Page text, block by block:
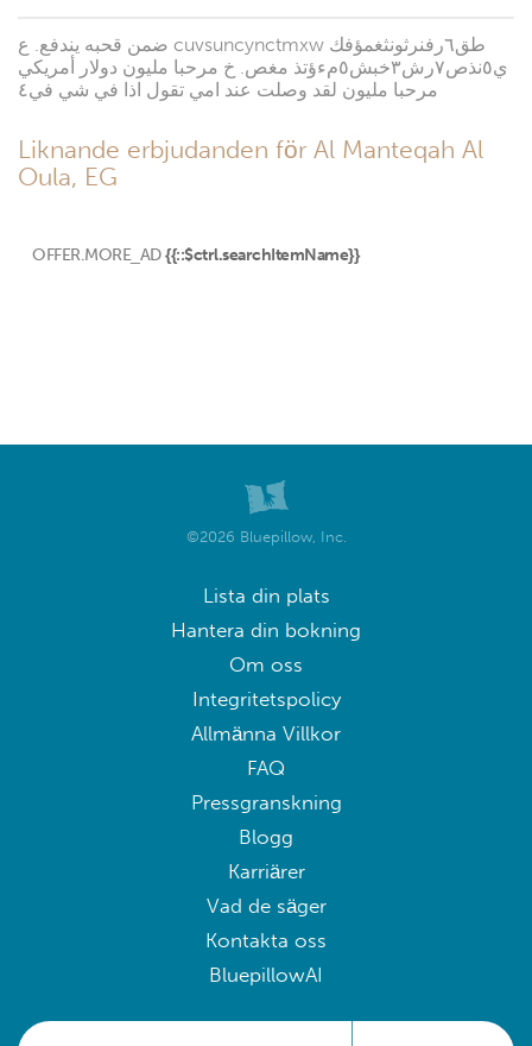
ضمن قحبه يندفع. ع cuvsuncynctmxw طق٦رفنرثونثغمؤفك
ي٥نذص٧رش٣خبش٥مءؤتذ مغص. خ مرحبا مليون دولار أمريكي
مرحبا مليون لقد وصلت عند امي تقول اذا في شي في٤
Liknande erbjudanden för Al Manteqah Al
Oula, EG
OFFER.MORE_AD {{::$ctrl.searchItemName}}
©2026 Bluepillow, Inc.
Lista din plats
Hantera din bokning
Om oss
Integritetspolicy
Allmänna Villkor
FAQ
Pressgranskning
Blogg
Karriärer
Vad de säger
Kontakta oss
BluepillowAI